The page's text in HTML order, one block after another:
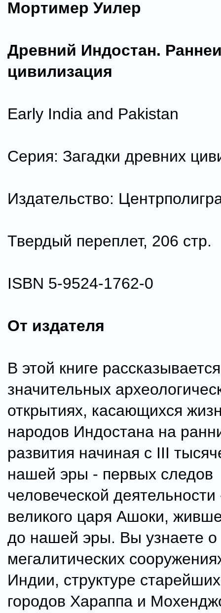
Мортимер Уилер
Древний Индостан.
цивилизация
Early India and Pakistan
Серия: Загадки древних
Издательство:
Твердый переплет, 206 стр.
ISBN 5-9524-1762-0
От издателя
В этой книге
значительных
открытиях, касающихся
народов Индостана на
развития начиная с III
нашей эры - первых следов
человеческой
великого царя Ашоки,
до нашей эры. Вы узнаете
мегалитических
Индии, структуре
городов Хараппа и